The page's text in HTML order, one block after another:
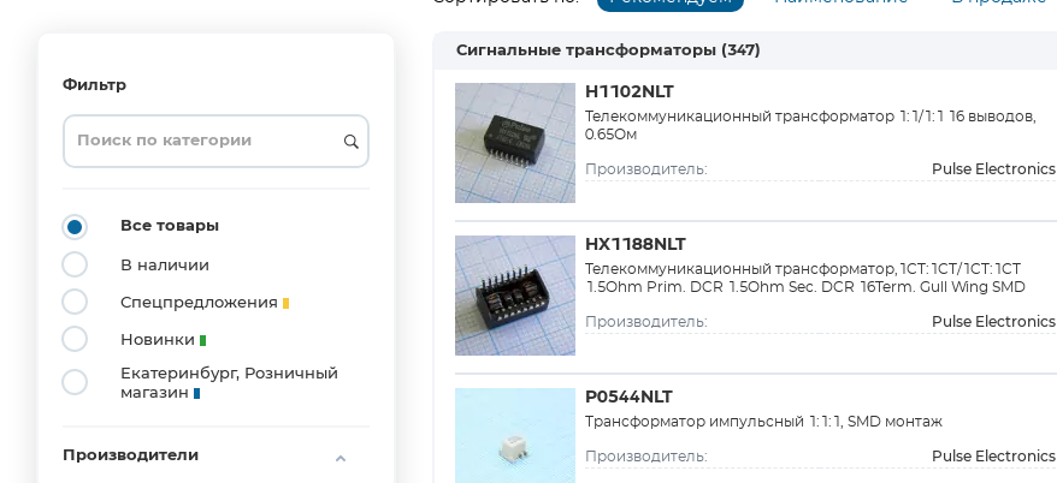
Фильтр
Все товары
В наличии
Спецпредложения
Новинки
Екатеринбург, Розничный
магазин
Производители
0805
(1)
SMD
Сигнальные трансформаторы (347)
H1102NLT
Телекоммуникационный трансформатор 1:1/1:1 16 выводов,
0.65Ом
Производитель: Pulse Electronics
HX1188NLT
Телекоммуникационный трансформатор,1CT:1CT/1CT:1CT
1.5Ohm Prim. DCR 1.5Ohm Sec. DCR 16Term. Gull Wing SMD
Производитель: Pulse Electronics
P0544NLT
Трансформатор импульсный 1:1:1, SMD монтаж
Производитель: Pulse Electronics